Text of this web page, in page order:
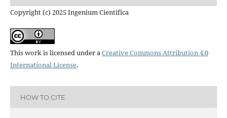
Copyright (c) 2025 Ingenium Cientifica
This work is licensed under aCreative Commons Attribution 4.0
International License.
HOW TO CITE